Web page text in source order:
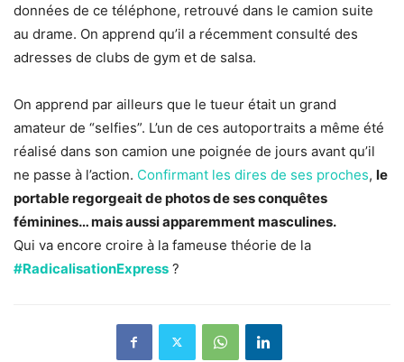
données de ce téléphone, retrouvé dans le camion suite
au drame. On apprend qu’il a récemment consulté des
adresses de clubs de gym et de salsa.
On apprend par ailleurs que le tueur était un grand
amateur de “selfies”. L’un de ces autoportraits a même été
réalisé dans son camion une poignée de jours avant qu’il
ne passe à l’action. Confirmant les dires de ses proches, le
portable regorgeait de photos de ses conquêtes
féminines… mais aussi apparemment masculines.
Qui va encore croire à la fameuse théorie de la
#RadicalisationExpress ?